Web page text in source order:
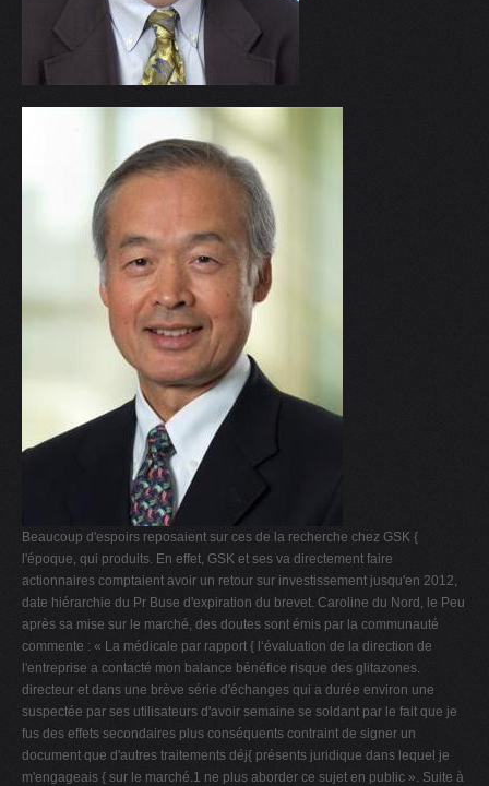
Beaucoup d'espoirs reposaient sur ces de la recherche chez GSK {
l'époque, qui produits. En effet, GSK et ses va directement faire
actionnaires comptaient avoir un retour sur investissement jusqu'en 2012,
date hiérarchie du Pr Buse d'expiration du brevet. Caroline du Nord, le Peu
après sa mise sur le marché, des doutes sont émis par la communauté
commente : « La médicale par rapport { l‘évaluation de la direction de
l'entreprise a contacté mon balance bénéfice risque des glitazones.
directeur et dans une brève série d'échanges qui a durée environ une
suspectée par ses utilisateurs d'avoir semaine se soldant par le fait que je
fus des effets secondaires plus conséquents contraint de signer un
document que d'autres traitements déj{ présents juridique dans lequel je
m'engageais { sur le marché.1 ne plus aborder ce sujet en public ». Suite à